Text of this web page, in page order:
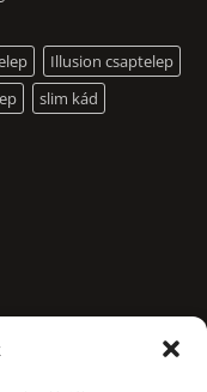
Illusion csaptelep
slim kád